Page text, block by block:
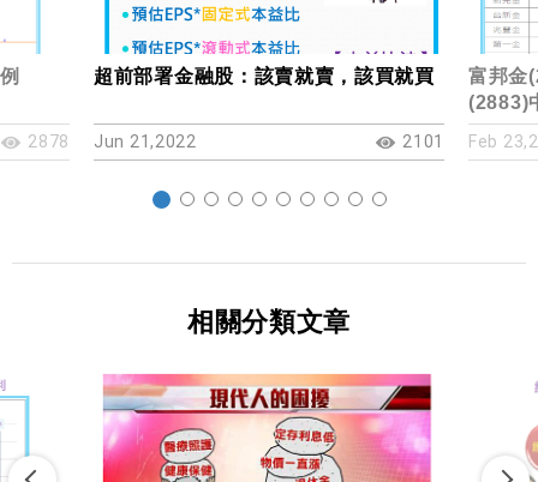
2878
超前部署金融股：該賣就賣，該買就買
Jun 21,2022 2101
富邦金
(2883)
Feb
相關分類文章